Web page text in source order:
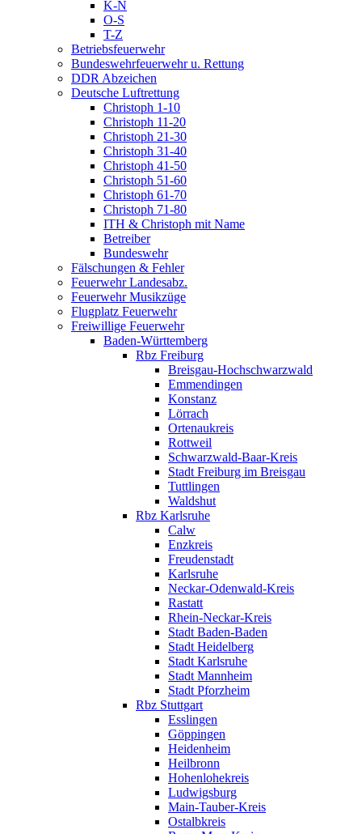
K-N
O-S
T-Z
Betriebsfeuerwehr
Bundeswehrfeuerwehr u. Rettung
DDR Abzeichen
Deutsche Luftrettung
Christoph 1-10
Christoph 11-20
Christoph 21-30
Christoph 31-40
Christoph 41-50
Christoph 51-60
Christoph 61-70
Christoph 71-80
ITH & Christoph mit Name
Betreiber
Bundeswehr
Fälschungen & Fehler
Feuerwehr Landesabz.
Feuerwehr Musikzüge
Flugplatz Feuerwehr
Freiwillige Feuerwehr
Baden-Württemberg
Rbz Freiburg
Breisgau-Hochschwarzwald
Emmendingen
Konstanz
Lörrach
Ortenaukreis
Rottweil
Schwarzwald-Baar-Kreis
Stadt Freiburg im Breisgau
Tuttlingen
Waldshut
Rbz Karlsruhe
Calw
Enzkreis
Freudenstadt
Karlsruhe
Neckar-Odenwald-Kreis
Rastatt
Rhein-Neckar-Kreis
Stadt Baden-Baden
Stadt Heidelberg
Stadt Karlsruhe
Stadt Mannheim
Stadt Pforzheim
Rbz Stuttgart
Esslingen
Göppingen
Heidenheim
Heilbronn
Hohenlohekreis
Ludwigsburg
Main-Tauber-Kreis
Ostalbkreis